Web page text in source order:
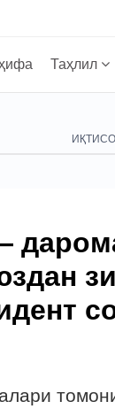
Таҳлил